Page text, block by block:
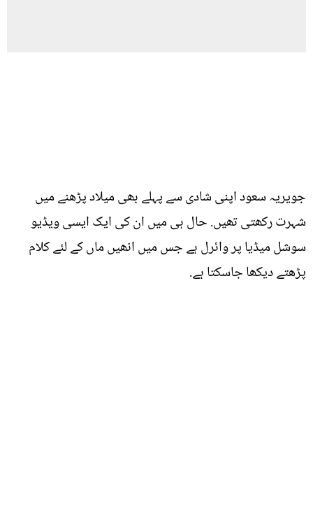
جویریہ سعود اپنی شادی سے پہلے بھی میلاد پڑھنے میں
شہرت رکھتی تھیں. حال ہی میں ان کی ایک ایسی ویڈیو
سوشل میڈیا پر وائرل ہے جس میں انھیں ماں کے لئے کلام
پڑھتے دیکھا جاسکتا ہے.